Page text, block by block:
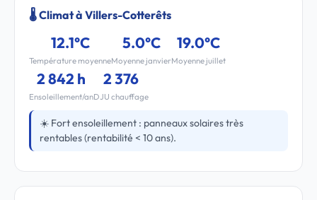
🌡️ Climat à Villers-Cotterêts
12.1°C
Température moyenne
5.0°C
Moyenne janvier
19.0°C
Moyenne juillet
2 842 h
Ensoleillement/an
2 376
DJU chauffage
☀️ Fort ensoleillement : panneaux solaires très
rentables (rentabilité < 10 ans).